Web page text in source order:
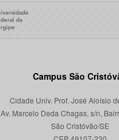
Campus São
Cidade Univ. Prof. José Aloísio
Av. Marcelo Deda Chagas, s/n,
São Cristóvão/SE